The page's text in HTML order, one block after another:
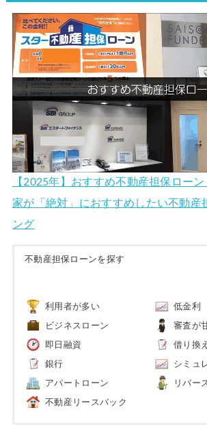
【2025年】おすすめ不動産担保ロー
家が「絶対」におすすめしたい不動産
ング
不動産担保ローンを探す
利用者が多い 低金利
ビジネスローン 審査が
即日融資 借り換え
銀行 シミュ
アパートローン リバー
不動産リースバック